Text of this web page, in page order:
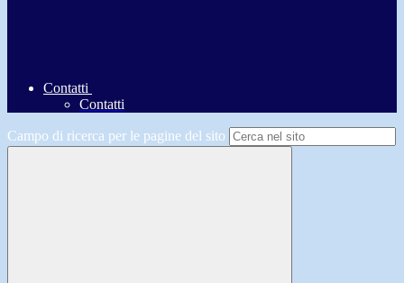
Contatti
Contatti
Campo di ricerca per le pagine del sito